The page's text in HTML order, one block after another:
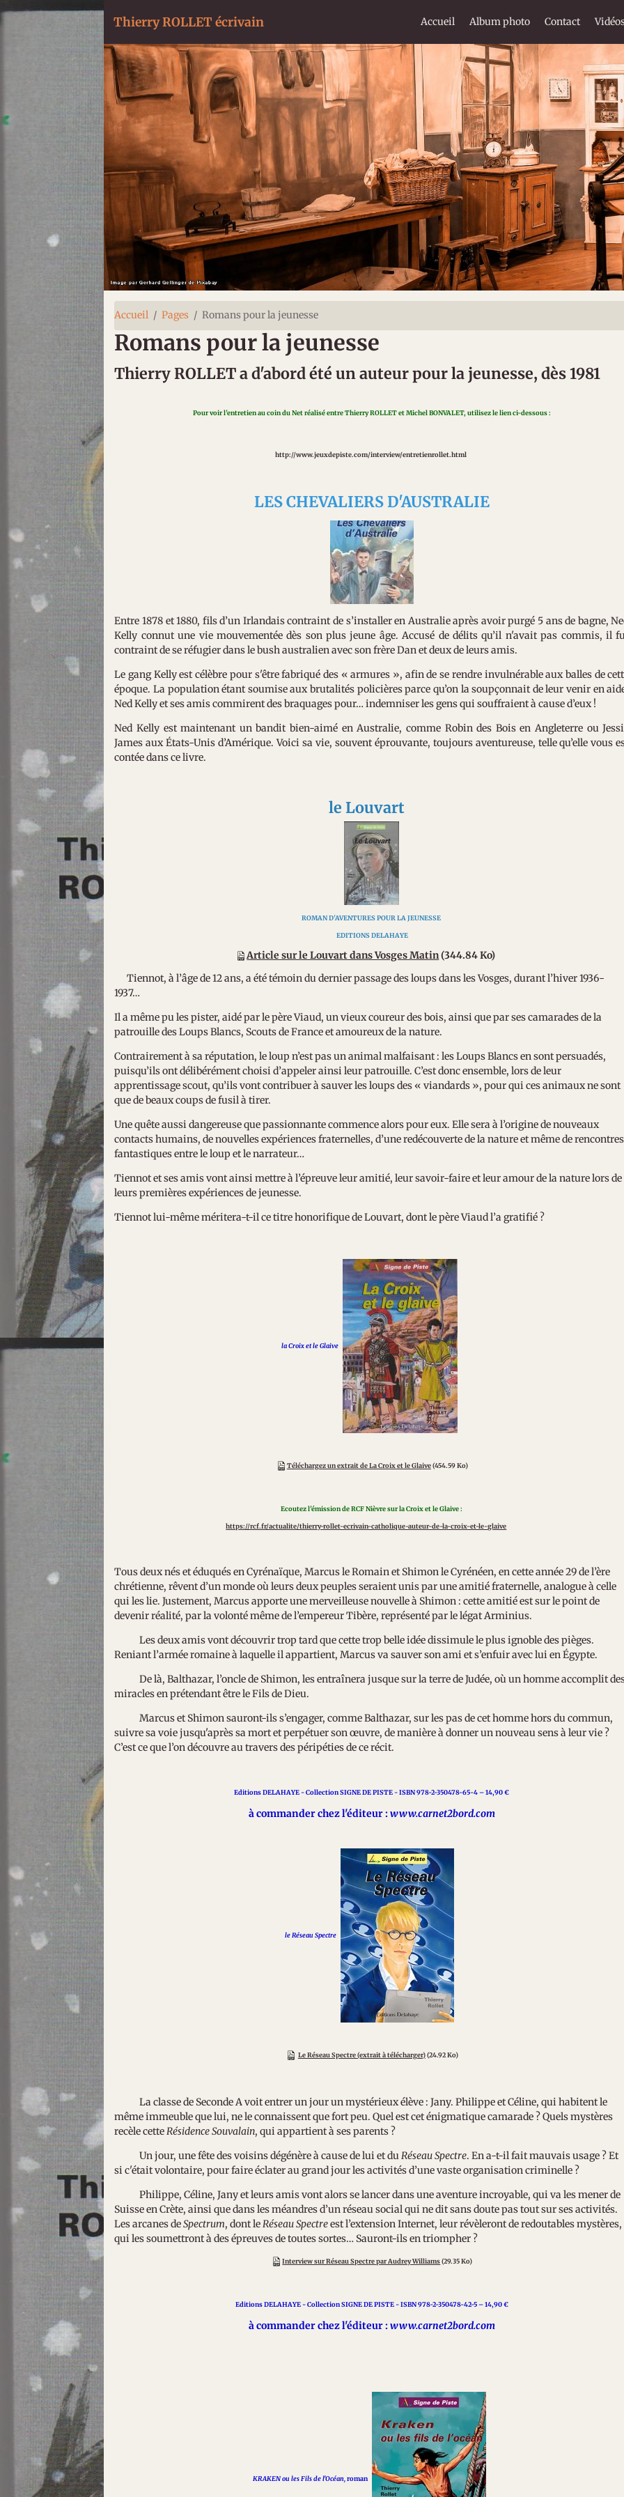
Thierry ROLLET écrivain Accueil Album photo Contact
Accueil Pages Romans pour la jeunesse
Romans pour la jeunesse
Thierry ROLLET a d'abord été un auteur pour la jeunesse, dès 1981
Pour voir l'entretien au coin du Net réalisé entre Thierry ROLLET et Michel BONVALET, utilisez le lien ci-dessous :
http://www.jeuxdepiste.com/interview/entretienrollet.html
LES CHEVALIERS D'AUSTRALIE
Entre 1878 et 1880, fils d’un Irlandais contraint de s’installer en Australie après avoir purgé 5 ans de bagne,
Kelly connut une vie mouvementée dès son plus jeune âge. Accusé de délits qu’il n'avait pas commis, il
contraint de se réfugier dans le bush australien avec son frère Dan et deux de leurs amis.
Le gang Kelly est célèbre pour s'être fabriqué des « armures », afin de se rendre invulnérable aux balles de
époque. La population étant soumise aux brutalités policières parce qu’on la soupçonnait de leur venir en
Ned Kelly et ses amis commirent des braquages pour… indemniser les gens qui souffraient à cause d’eux !
Ned Kelly est maintenant un bandit bien-aimé en Australie, comme Robin des Bois en Angleterre ou
James aux États-Unis d’Amérique. Voici sa vie, souvent éprouvante, toujours aventureuse, telle qu’elle vous
contée dans ce livre.
le Louvart
ROMAN D'AVENTURES POUR LA JEUNESSE
EDITIONS DELAHAYE
Article sur le Louvart dans Vosges Matin(344.84 Ko)
Tiennot, à l’âge de 12 ans, a été témoin du dernier passage des loups dans les Vosges, durant l’hiver 1936-
1937…
Il a même pu les pister, aidé par le père Viaud, un vieux coureur des bois, ainsi que par ses camarades de la
patrouille des Loups Blancs, Scouts de France et amoureux de la nature.
Contrairement à sa réputation, le loup n’est pas un animal malfaisant : les Loups Blancs en sont persuadés,
puisqu’ils ont délibérément choisi d’appeler ainsi leur patrouille. C’est donc ensemble, lors de leur
apprentissage scout, qu’ils vont contribuer à sauver les loups des « viandards », pour qui ces animaux ne sont
que de beaux coups de fusil à tirer.
Une quête aussi dangereuse que passionnante commence alors pour eux. Elle sera à l’origine de nouveaux
contacts humains, de nouvelles expériences fraternelles, d’une redécouverte de la nature et même de rencontres
fantastiques entre le loup et le narrateur…
Tiennot et ses amis vont ainsi mettre à l’épreuve leur amitié, leur savoir-faire et leur amour de la nature lors de
leurs premières expériences de jeunesse.
Tiennot lui-même méritera-t-il ce titre honorifique de Louvart, dont le père Viaud l’a gratifié ?
la Croix et le Glaive
Téléchargez un extrait de La Croix et le Glaive(454.59 Ko)
Ecoutez l'émission de RCF Nièvre sur la Croix et le Glaive :
https://rcf.fr/actualite/thierry-rollet-ecrivain-catholique-auteur-de-la-croix-et-le-glaive
Tous deux nés et éduqués en Cyrénaïque, Marcus le Romain et Shimon le Cyrénéen, en cette année 29 de l’ère
chrétienne, rêvent d’un monde où leurs deux peuples seraient unis par une amitié fraternelle, analogue à celle
qui les lie. Justement, Marcus apporte une merveilleuse nouvelle à Shimon : cette amitié est sur le point de
devenir réalité, par la volonté même de l’empereur Tibère, représenté par le légat Arminius.
Les deux amis vont découvrir trop tard que cette trop belle idée dissimule le plus ignoble des pièges.
Reniant l’armée romaine à laquelle il appartient, Marcus va sauver son ami et s’enfuir avec lui en Égypte.
De là, Balthazar, l’oncle de Shimon, les entraînera jusque sur la terre de Judée, où un homme accomplit
miracles en prétendant être le Fils de Dieu.
Marcus et Shimon sauront-ils s’engager, comme Balthazar, sur les pas de cet homme hors du commun,
suivre sa voie jusqu'après sa mort et perpétuer son œuvre, de manière à donner un nouveau sens à leur vie ?
C’est ce que l’on découvre au travers des péripéties de ce récit.
Editions DELAHAYE - Collection SIGNE DE PISTE - ISBN 978-2-350478-65-4 – 14,90 €
à commander chez l'éditeur :www.carnet2bord.com
le Réseau Spectre
Le Réseau Spectre (extrait à télécharger)(24.92 Ko)
La classe de Seconde A voit entrer un jour un mystérieux élève : Jany. Philippe et Céline, qui habitent le
même immeuble que lui, ne le connaissent que fort peu. Quel est cet énigmatique camarade ? Quels mystères
recèle cetteRésidence Souvalain, qui appartient à ses parents ?
Un jour, une fête des voisins dégénère à cause de lui et duRéseau Spectre. En a-t-il fait mauvais usage ? Et
si c'était volontaire, pour faire éclater au grand jour les activités d’une vaste organisation criminelle ?
Philippe, Céline, Jany et leurs amis vont alors se lancer dans une aventure incroyable, qui va les mener de
Suisse en Crète, ainsi que dans les méandres d’un réseau social qui ne dit sans doute pas tout sur ses activités.
Les arcanes deSpectrum, dont leRéseau Spectreest l’extension Internet, leur révèleront de redoutables mystères,
qui les soumettront à des épreuves de toutes sortes… Sauront-ils en triompher ?
Interview sur Réseau Spectre par Audrey Williams(29.35 Ko)
Editions DELAHAYE - Collection SIGNE DE PISTE - ISBN 978-2-350478-42-5 – 14,90 €
à commander chez l'éditeur :www.carnet2bord.com
KRAKEN ou les Fils de l'Océan,roman